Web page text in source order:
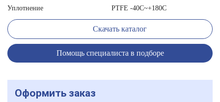
Уплотнение
PTFE -40C~+180C
Скачать каталог
Помощь специалиста в подборе
Оформить заказ